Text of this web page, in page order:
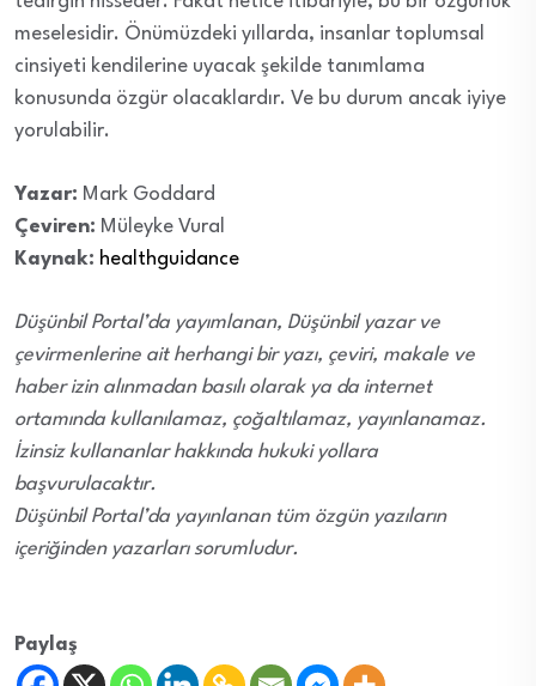
meselesidir. Önümüzdeki yıllarda, insanlar toplumsal
cinsiyeti kendilerine uyacak şekilde tanımlama
konusunda özgür olacaklardır. Ve bu durum ancak iyiye
yorulabilir.
Yazar: Mark Goddard
Çeviren: Müleyke Vural
Kaynak: healthguidance
Düşünbil Portal’da yayımlanan, Düşünbil yazar ve
çevirmenlerine ait herhangi bir yazı, çeviri, makale ve
haber izin alınmadan basılı olarak ya da internet
ortamında kullanılamaz, çoğaltılamaz, yayınlanamaz.
İzinsiz kullananlar hakkında hukuki yollara
başvurulacaktır.
Düşünbil Portal’da yayınlanan tüm özgün yazıların
içeriğinden yazarları sorumludur.
Paylaş